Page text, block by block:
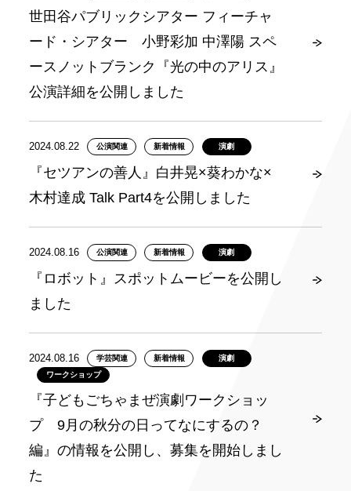
世田谷パブリックシアター フィーチャ
ード・シアター 小野彩加 中澤陽 スペ
ースノットブランク『光の中のアリス』
公演詳細を公開しました
2024.08.22 公演関連 新着情報 演劇
『セツアンの善人』白井晃×葵わかな×
木村達成 Talk Part4を公開しました
2024.08.16 公演関連 新着情報 演劇
『ロボット』スポットムービーを公開し
ました
2024.08.16 学芸関連 新着情報
演劇
ワークショップ
『子どもごちゃまぜ演劇ワークショッ
プ 9月の秋分の日ってなにするの？
編』の情報を公開し、募集を開始しまし
た